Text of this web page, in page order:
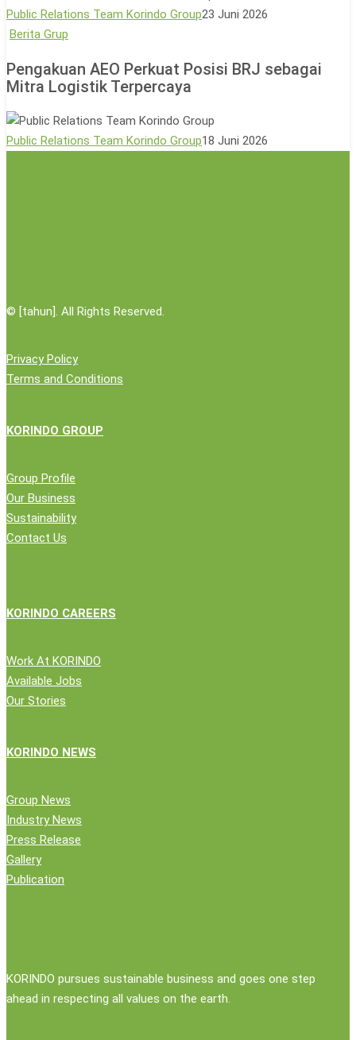
Sesama
Donor
Darah
Public Relations Team Korindo Group23 Juni 2026
Berita Grup
Perkuat
Posisi
Mitra
Pengakuan AEO Perkuat Posisi BRJ sebagai
Mitra Logistik Terpercaya
Public Relations Team Korindo Group18 Juni 2026
© [tahun]. All Rights Reserved.
Privacy Policy
Terms and Conditions
KORINDO GROUP
Group Profile
Our Business
Sustainability
Contact Us
KORINDO CAREERS
Work At KORINDO
Available Jobs
Our Stories
KORINDO NEWS
Group News
Industry News
Press Release
Gallery
Publication
KORINDO pursues sustainable business and goes one step
ahead in respecting all values on the earth.